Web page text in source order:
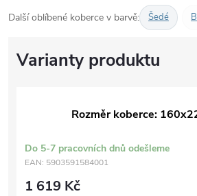
Další oblíbené koberce v barvě: Šedé
Rozměr koberce:
Do 5-7 pracovních dnů odešleme
EAN: 5903591584001
1 619 Kč